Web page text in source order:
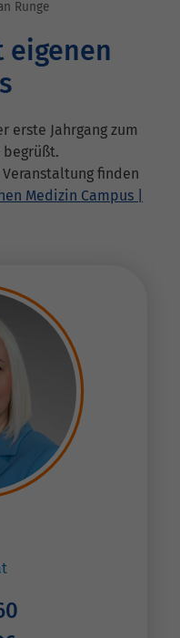
Runge
eigenen
erste Jahrgang zum
finden
Medizin Campus |